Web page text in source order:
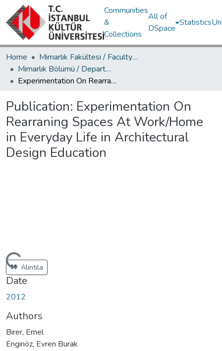
Communities
&
Collections
All of
DSpace
Statistics
Home
Mimarlık Fakültesi / Faculty of Architecture
Mimarlık Bölümü / Department of Architecture
Experimentation On Rearraning Spaces At Work/Home in Everyday Life in Architectural Design Education
Publication: Experimentation On
Rearraning Spaces At Work/Home
in Everyday Life in Architectural
Design Education
Loading...Alıntıla
Date
2012
Authors
Birer, Emel
Enginöz, Evren Burak